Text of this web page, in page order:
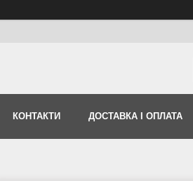
КОНТАКТИ ДОСТАВКА І ОПЛАТА